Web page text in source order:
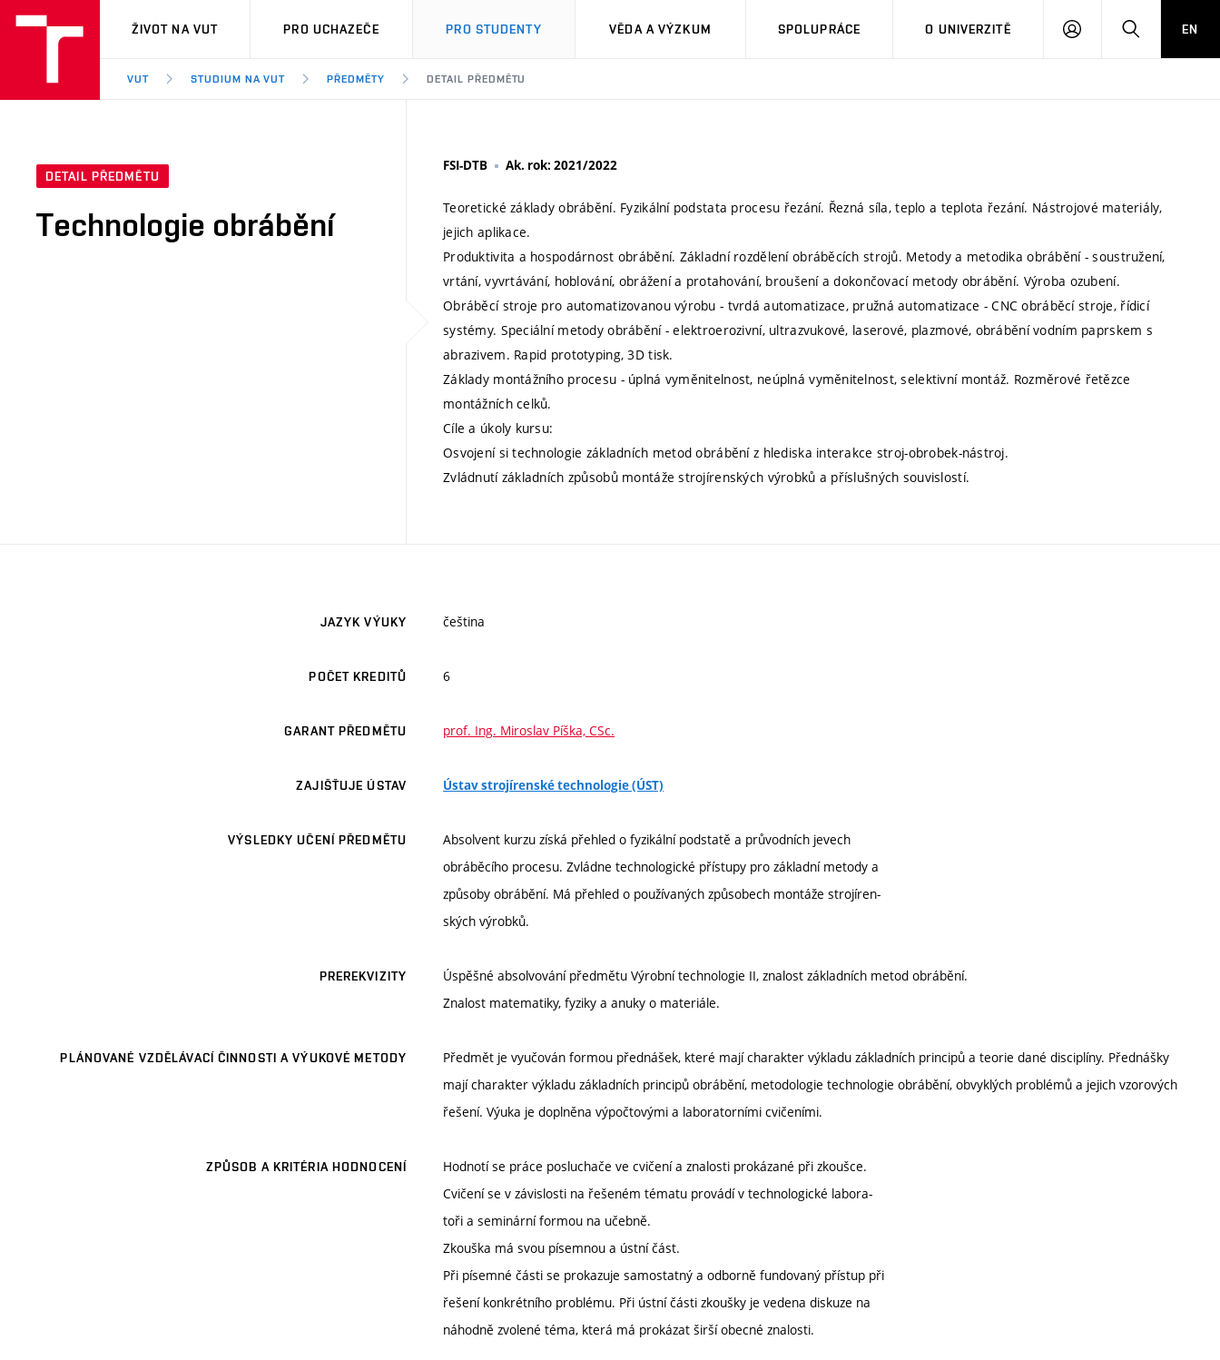
VUT
ŽIVOT NA VUT PRO UCHAZEČE PRO STUDENTY VĚDA A VÝZKUM SPOLUPRÁCE O UNIVERZITĚ
PŘIHLÁSIT HLEDATEN
VUT STUDIUM NA VUT PŘEDMĚTY DETAIL PŘEDMĚTU
DETAIL PŘEDMĚTU
Technologie obrábění
FSI-DTB Ak. rok: 2021/2022
Teoretické základy obrábění. Fyzikální podstata procesu řezání. Řezná síla, teplo a teplota řezání. Nástrojové materiály,
jejich aplikace.
Produktivita a hospodárnost obrábění. Základní rozdělení obráběcích strojů. Metody a metodika obrábění - soustružení,
vrtání, vyvrtávání, hoblování, obrážení a protahování, broušení a dokončovací metody obrábění. Výroba ozubení.
Obráběcí stroje pro automatizovanou výrobu - tvrdá automatizace, pružná automatizace - CNC obráběcí stroje, řídicí
systémy. Speciální metody obrábění - elektroerozivní, ultrazvukové, laserové, plazmové, obrábění vodním paprskem s
abrazivem. Rapid prototyping, 3D tisk.
Základy montážního procesu - úplná vyměnitelnost, neúplná vyměnitelnost, selektivní montáž. Rozměrové řetězce
montážních celků.
Cíle a úkoly kursu:
Osvojení si technologie základních metod obrábění z hlediska interakce stroj-obrobek-nástroj.
Zvládnutí základních způsobů montáže strojírenských výrobků a příslušných souvislostí.
JAZYK VÝUKY čeština
POČET KREDITŮ 6
GARANT PŘEDMĚTU prof. Ing. Miroslav Píška, CSc.
ZAJIŠŤUJE ÚSTAV Ústav strojírenské technologie (ÚST)
VÝSLEDKY UČENÍ PŘEDMĚTU
Absolvent kurzu získá přehled o fyzikální podstatě a průvodních jevech
obráběcího procesu. Zvládne technologické přístupy pro základní metody a
způsoby obrábění. Má přehled o používaných způsobech montáže strojíren-
ských výrobků.
PREREKVIZITY
Úspěšné absolvování předmětu Výrobní technologie II, znalost základních metod obrábění.
Znalost matematiky, fyziky a anuky o materiále.
PLÁNOVANÉ VZDĚLÁVACÍ ČINNOSTI A VÝUKOVÉ METODY
Předmět je vyučován formou přednášek, které mají charakter výkladu základních principů a teorie dané disciplíny. Přednášky
mají charakter výkladu základních principů obrábění, metodologie technologie obrábění, obvyklých problémů a jejich vzorových
řešení. Výuka je doplněna výpočtovými a laboratorními cvičeními.
ZPŮSOB A KRITÉRIA HODNOCENÍ
Hodnotí se práce posluchače ve cvičení a znalosti prokázané při zkoušce.
Cvičení se v závislosti na řešeném tématu provádí v technologické labora-
toři a seminární formou na učebně.
Zkouška má svou písemnou a ústní část.
Při písemné části se prokazuje samostatný a odborně fundovaný přístup při
řešení konkrétního problému. Při ústní části zkoušky je vedena diskuze na
náhodně zvolené téma, která má prokázat širší obecné znalosti.